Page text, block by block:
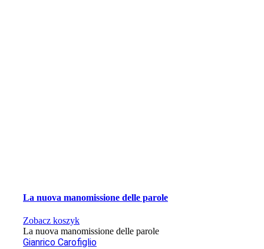
La nuova manomissione delle parole
Zobacz koszyk
La nuova manomissione delle parole
Gianrico Carofiglio